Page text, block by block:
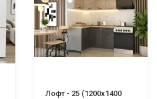
Лофт - 25 (1200х1400